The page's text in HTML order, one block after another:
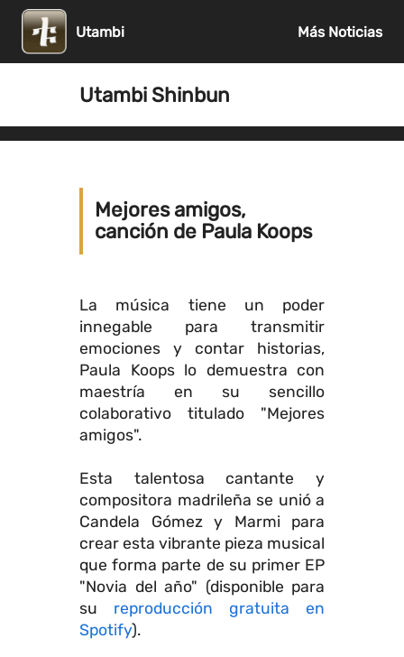
Utambi Más Noticias
Utambi Shinbun
Mejores amigos,
canción de Paula Koops
La música tiene un poder
innegable para transmitir
emociones y contar historias,
Paula Koops lo demuestra con
maestría en su sencillo
colaborativo titulado "Mejores
amigos".
Esta talentosa cantante y
compositora madrileña se unió a
Candela Gómez y Marmi para
crear esta vibrante pieza musical
que forma parte de su primer EP
"Novia del año" (disponible para
su reproducción gratuita en
Spotify).